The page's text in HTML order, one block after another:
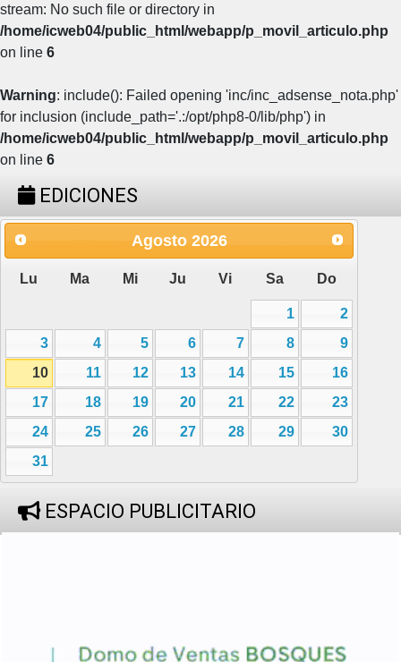
stream: No such file or directory in
/home/icweb04/public_html/webapp/p_movil_articulo.php
on line 6
Warning: include(): Failed opening 'inc/inc_adsense_nota.php'
for inclusion (include_path='.:/opt/php8-0/lib/php') in
/home/icweb04/public_html/webapp/p_movil_articulo.php
on line 6
EDICIONES
Agosto 2026
Lu Ma Mi Ju Vi Sa Do
1
2
3
4 5 6 7 8
9
10
11 12 13 14 15
16
17
18 19 20 21 22
23
24
25 26 27 28 29
30
31
ESPACIO PUBLICITARIO